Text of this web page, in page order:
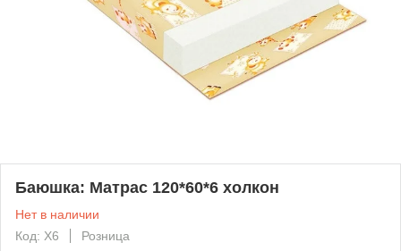
Баюшка: Матрас 120*60*6 холкон
Нет в наличии
Код: Х6
Розница